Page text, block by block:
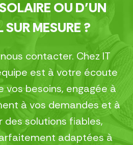
OU D’UN
MESURE ?
contacter. Chez IT
est à votre écoute
vos besoins, engagée à
à vos demandes et à
des solutions fiables,
adaptées à